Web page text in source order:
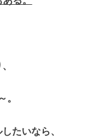
。
たいなら、